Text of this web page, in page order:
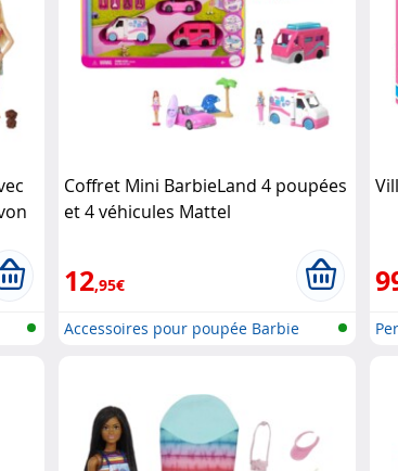
Coffret Mini BarbieLand 4 poupées
et 4 véhicules Mattel
12,95€
Accessoires pour poupée Barbie